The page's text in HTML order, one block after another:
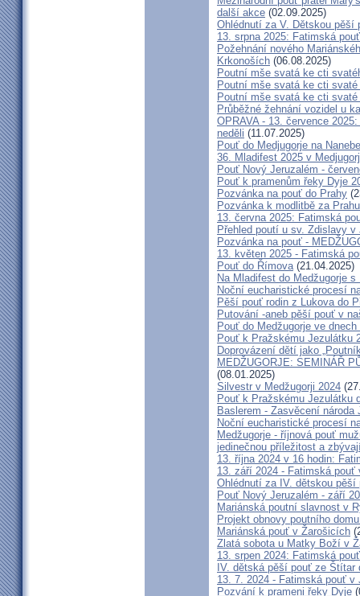
další akce (02.09.2025)
Ohlédnutí za V. Dětskou pěší
13. srpna 2025: Fatimská
Požehnání nového
Krkonoších (06.08.2025)
Poutní mše svatá ke cti
Poutní mše svatá ke cti
Poutní mše svatá ke cti
Průběžné žehnání vozidel u
OPRAVA - 13. července
neděli (11.07.2025)
Pouť do Medjugorje na
36. Mladifest 2025 v
Pouť Nový Jeruzalém -
Pouť k pramenům řeky Dyje
Pozvánka na pouť do Prahy
Pozvánka k modlitbě za
13. června 2025: Fatimská
Přehled poutí u sv. Zdislavy
Pozvánka na pouť -
13. květen 2025 - Fatimská
Pouť do Římova(21.04.2025)
Na Mladifest do Medžugorje s
Noční eucharistické procesí
Pěší pouť rodin z Lukova do
Putování -aneb pěší pouť v
Pouť do Medžugorje ve
Pouť k Pražskému Jezulátku
Doprovázení dětí jako
MEDŽUGORJE: SEMINÁŘ
(08.01.2025)
Silvestr v Medžugorji 2024
Pouť k Pražskému Jezulátku
Baslerem - Zasvěcení národa
Noční eucharistické procesí
Medžugorje - říjnová pouť
jedinečnou příležitost a
13. října 2024 v 16 hodin:
13. září 2024 - Fatimská pouť
Ohlédnutí za IV. dětskou
Pouť Nový Jeruzalém - září
Mariánská poutní slavnost v
Projekt obnovy poutního
Mariánská pouť v Žarošicích
Zlatá sobota u Matky Boží v
13. srpen 2024: Fatimská
IV. dětská pěší pouť ze Štítar
13. 7. 2024 - Fatimská pouť
Pozvání k prameni řeky Dyje